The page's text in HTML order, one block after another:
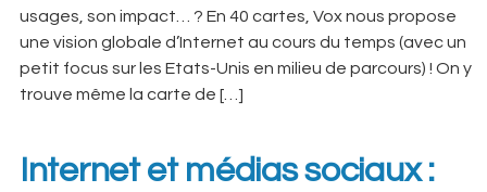
usages, son impact… ? En 40 cartes, Vox nous propose
une vision globale d’Internet au cours du temps (avec un
petit focus sur les Etats-Unis en milieu de parcours) ! On y
trouve même la carte de […]
Internet et médias sociaux :